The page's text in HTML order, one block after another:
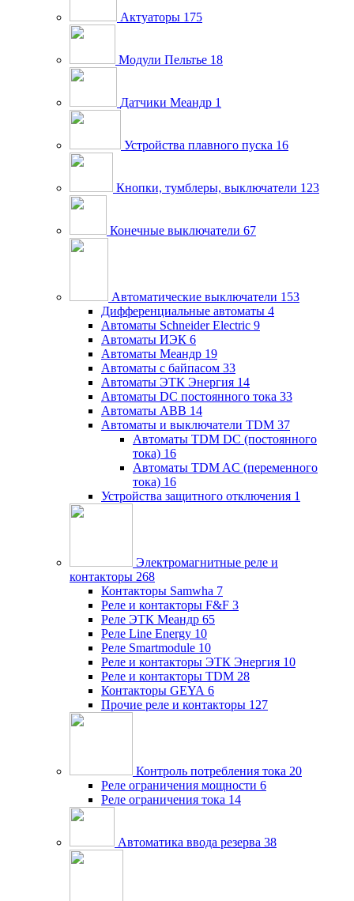
Актуаторы 175
Модули Пельтье 18
Датчики Меандр 1
Устройства плавного пуска 16
Кнопки, тумблеры, выключатели 123
Конечные выключатели 67
Автоматические выключатели 153
Дифференциальные автоматы 4
Автоматы Schneider Electric 9
Автоматы ИЭК 6
Автоматы Меандр 19
Автоматы с байпасом 33
Автоматы ЭТК Энергия 14
Автоматы DC постоянного тока 33
Автоматы ABB 14
Автоматы и выключатели TDM 37
Автоматы TDM DC (постоянного
тока) 16
Автоматы TDM AC (переменного
тока) 16
Устройства защитного отключения 1
Электромагнитные реле и
контакторы 268
Контакторы Samwha 7
Реле и контакторы F&F 3
Реле ЭТК Меандр 65
Реле Line Energy 10
Реле Smartmodule 10
Реле и контакторы ЭТК Энергия 10
Реле и контакторы TDM 28
Контакторы GEYA 6
Прочие реле и контакторы 127
Контроль потребления тока 20
Реле ограничения мощности 6
Реле ограничения тока 14
Автоматика ввода резерва 38